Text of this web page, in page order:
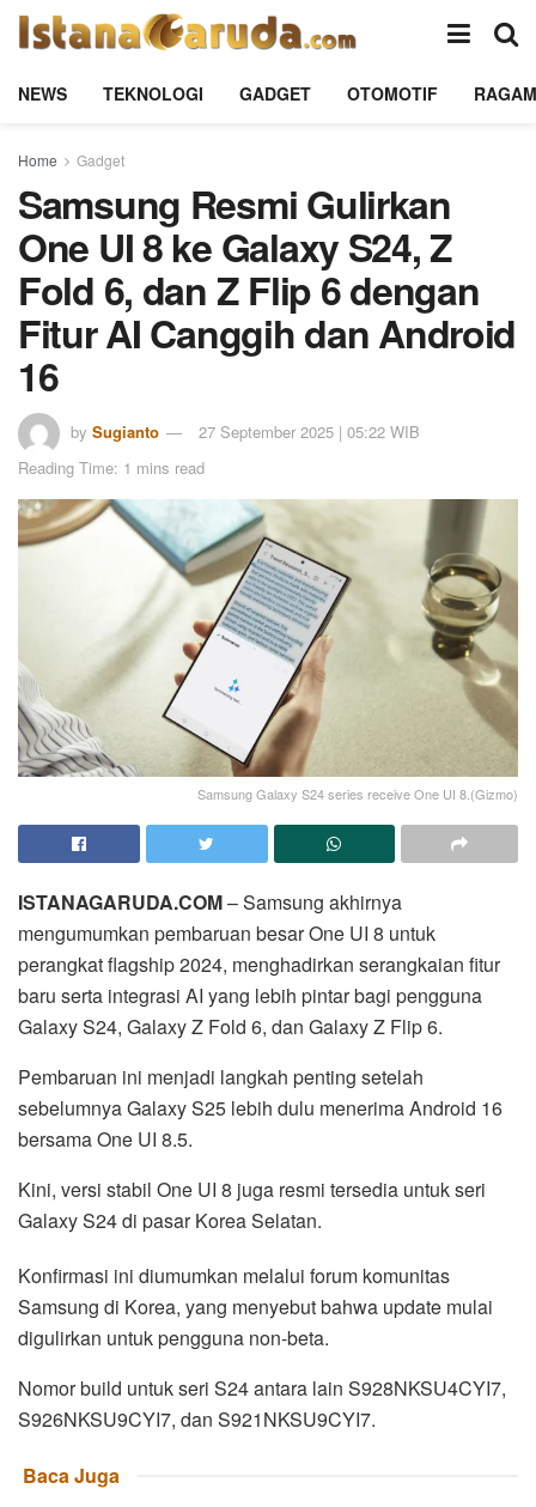
NEWS TEKNOLOGI GADGET OTOMOTIF RAGAM
Home Gadget
Samsung Resmi Gulirkan
One UI 8 ke Galaxy S24, Z
Fold 6, dan Z Flip 6 dengan
Fitur AI Canggih dan Android
16
by Sugianto
27 September 2025 | 05:22 WIB
Reading Time: 1 mins read
Samsung Galaxy S24 series receive One UI 8.(Gizmo)
ISTANAGARUDA.COM– Samsung akhirnya
mengumumkan pembaruan besar One UI 8 untuk
perangkat flagship 2024, menghadirkan serangkaian fitur
baru serta integrasi AI yang lebih pintar bagi pengguna
Galaxy S24, Galaxy Z Fold 6, dan Galaxy Z Flip 6.
Pembaruan ini menjadi langkah penting setelah
sebelumnya Galaxy S25 lebih dulu menerima Android 16
bersama One UI 8.5.
Kini, versi stabil One UI 8 juga resmi tersedia untuk seri
Galaxy S24 di pasar Korea Selatan.
Konfirmasi ini diumumkan melalui forum komunitas
Samsung di Korea, yang menyebut bahwa update mulai
digulirkan untuk pengguna non-beta.
Nomor build untuk seri S24 antara lain S928NKSU4CYI7,
S926NKSU9CYI7, dan S921NKSU9CYI7.
Baca Juga